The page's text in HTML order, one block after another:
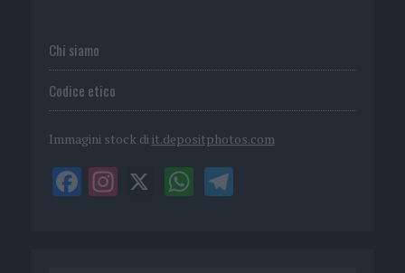
Chi siamo
Codice etico
Immagini stock di it.depositphotos.com